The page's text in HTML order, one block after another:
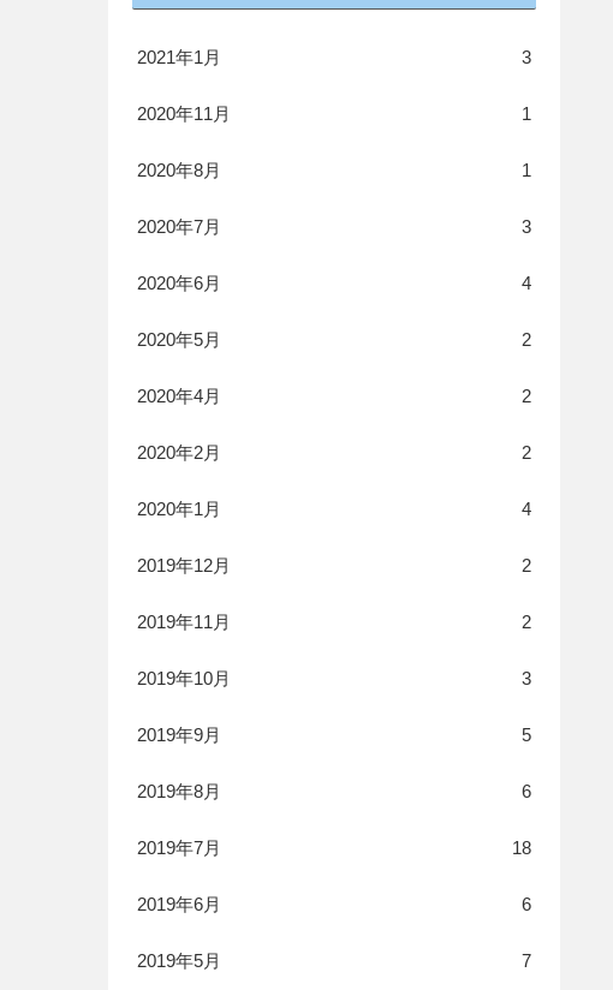
2021年1月 3
2020年11月 1
2020年8月 1
2020年7月 3
2020年6月 4
2020年5月 2
2020年4月 2
2020年2月 2
2020年1月 4
2019年12月 2
2019年11月 2
2019年10月 3
2019年9月 5
2019年8月 6
2019年7月 18
2019年6月 6
2019年5月 7